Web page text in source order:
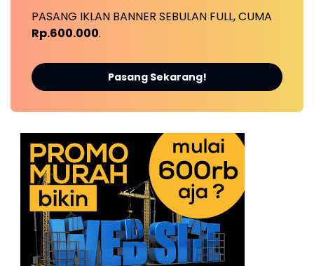
PASANG IKLAN BANNER SEBULAN FULL, CUMA
Rp.600.000.
Pasang Sekarang!